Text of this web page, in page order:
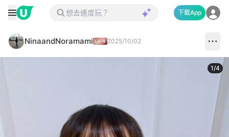
下載App
NinaandNoramami 2025/10/02
1/4